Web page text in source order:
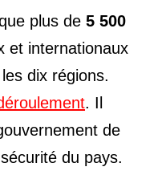
plus de 5 500
et internationaux
dix régions.
. Il
de
du pays.